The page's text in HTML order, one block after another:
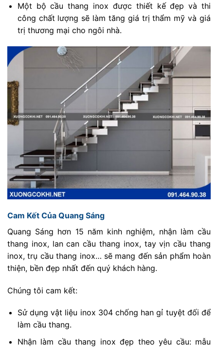
Một bộ cầu thang inox được thiết kế đẹp và thi
công chất lượng sẽ làm tăng giá trị thẩm mỹ và giá
trị thương mại cho ngôi nhà.
Cam Kết Của Quang Sáng
Quang Sáng hơn 15 năm kinh nghiệm, nhận làm cầu
thang inox, lan can cầu thang inox, tay vịn cầu thang
inox, trụ cầu thang inox… sẽ mang đến sản phẩm hoàn
thiện, bền đẹp nhất đến quý khách hàng.
Chúng tôi cam kết:
Sử dụng vật liệu inox 304 chống han gỉ tuyệt đối để
làm cầu thang.
Nhận làm cầu thang inox đẹp theo yêu cầu: mẫu